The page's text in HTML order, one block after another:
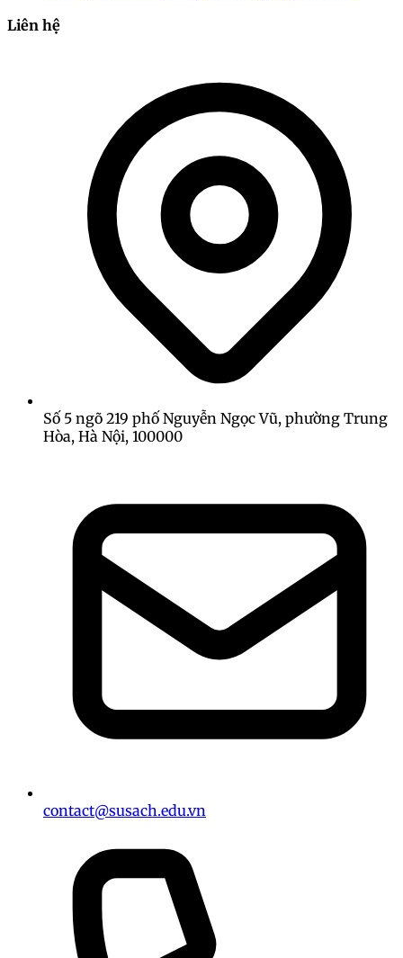
Liên hệ
Số 5 ngõ 219 phố Nguyễn Ngọc Vũ, phường Trung
Hòa, Hà Nội, 100000
contact@susach.edu.vn